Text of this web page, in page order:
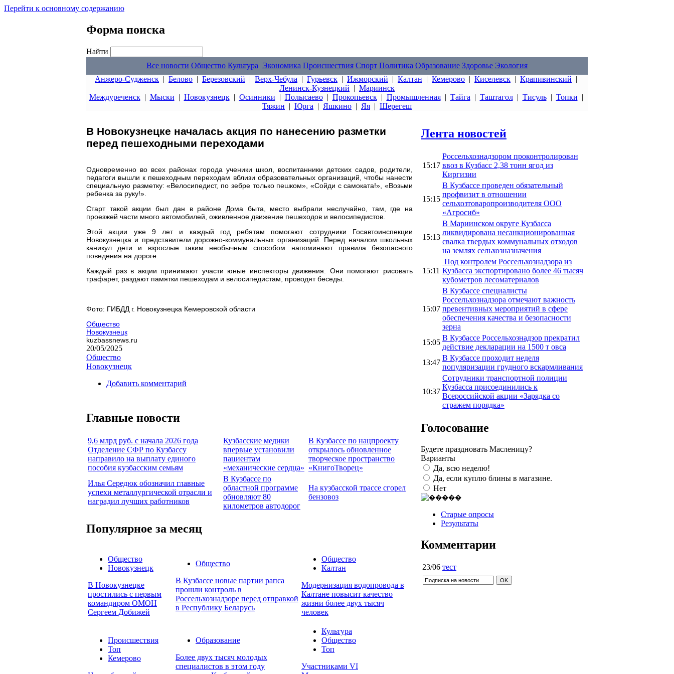
Перейти к основному содержанию
Форма поиска
Найти
Все новости Общество Культура Экономика Происшествия Спорт Политика Образование Здоровье Экология
Анжеро-Судженск | Белово | Березовский | Верх-Чебула | Гурьевск | Ижморский | Калтан | Кемерово | Киселевск | Крапивинский |
Ленинск-Кузнецкий | Мариинск
Междуреченск| Мыски | Новокузнецк| Осинники | Полысаево| Прокопьевск| Промышленная| Тайга | Таштагол| Тисуль| Топки |
Тяжин | Юрга | Яшкино | Яя | Шерегеш
В Новокузнецке началась акция по нанесению разметки
перед пешеходными переходами
Одновременно во всех районах города ученики школ, воспитанники детских садов, родители,
педагоги вышли к пешеходным переходам вблизи образовательных организаций, чтобы нанести
специальную разметку: «Велосипедист, по зебре только пешком», «Сойди с самоката!», «Возьми
ребенка за руку!».
Старт такой акции был дан в районе Дома быта, место выбрали неслучайно, там, где на
проезжей части много автомобилей, оживленное движение пешеходов и велосипедистов.
Этой акции уже 9 лет и каждый год ребятам помогают сотрудники Госавтоинспекции
Новокузнецка и представители дорожно-коммунальных организаций. Перед началом школьных
каникул дети и взрослые таким необычным способом напоминают правила безопасного
поведения на дороге.
Каждый раз в акции принимают участи юные инспекторы движения. Они помогают рисовать
трафарет, раздают памятки пешеходам и велосипедистам, проводят беседы.
Фото: ГИБДД г. Новокузнецка Кемеровской области
Общество
Новокузнецк
kuzbassnews.ru
20/05/2025
Общество
Новокузнецк
Добавить комментарий
Главные новости
9,6 млрд руб. с начала 2026 года
Отделение СФР по Кузбассу
направило на выплату единого
пособия кузбасским семьям
Кузбасские медики
впервые установили
пациентам
«механические сердца»
В Кузбассе по нацпроекту
открылось обновленное
творческое пространство
«КнигоТворец»
Илья Середюк обозначил главные
успехи металлургической отрасли и
наградил лучших работников
В Кузбассе по
областной программе
обновляют 80
километров автодорог
На кузбасской трассе сгорел
бензовоз
Популярное за месяц
Общество
Новокузнецк
В Новокузнецке
простились с первым
командиром ОМОН
Сергеем Добижей
Общество
В Кузбассе новые партии рапса
прошли контроль в
Россельхознадзоре перед отправкой
в Республику Беларусь
Общество
Калтан
Модернизация водопровода в
Калтане повысит качество
жизни более двух тысяч
человек
Происшествия
Топ
Кемерово
Образование
Более двух тысяч молодых
специалистов в этом году
Культура
Общество
Топ
Участниками VI
Лента новостей
15:17
Россельхознадзором проконтролирован
ввоз в Кузбасс 2,38 тонн ягод из
Киргизии
15:15
В Кузбассе проведен обязательный
профвизит в отношении
сельхозтоваропроизводителя ООО
«Агросиб»
15:13
В Мариинском округе Кузбасса
ликвидирована несанкционированная
свалка твердых коммунальных отходов
на землях сельхозназначения
15:11
Под контролем Россельхознадзора из
Кузбасса экспортировано более 46 тысяч
кубометров лесоматериалов
15:07
В Кузбассе специалисты
Россельхознадзора отмечают важность
превентивных мероприятий в сфере
обеспечения качества и безопасности
зерна
15:05
В Кузбассе Россельхознадзор прекратил
действие декларации на 1500 т овса
13:47
В Кузбассе проходит неделя
популяризации грудного вскармливания
10:37
Сотрудники транспортной полиции
Кузбасса присоединились к
Всероссийской акции «Зарядка со
стражем порядка»
Голосование
Будете праздновать Масленицу?
Варианты
Да, всю неделю!
Да, если куплю блины в магазине.
Нет
Старые опросы
Результаты
Комментарии
23/06 тест